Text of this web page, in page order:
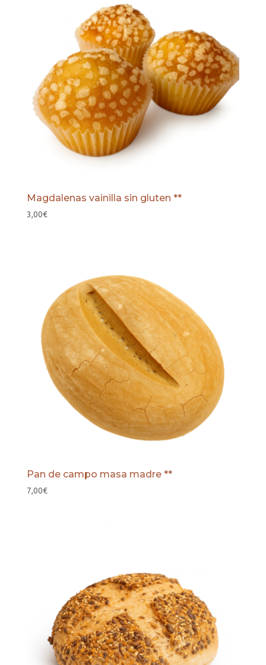
Magdalenas vainilla sin gluten **
3,00€
Pan de campo masa madre **
7,00€